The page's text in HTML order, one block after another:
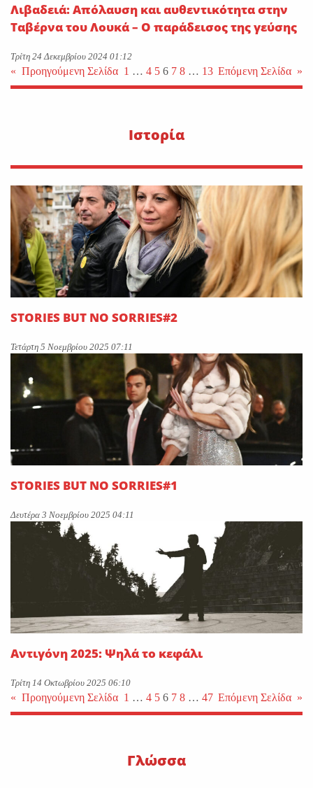
Λιβαδειά: Απόλαυση και αυθεντικότητα στην
Ταβέρνα του Λουκά – Ο παράδεισος της γεύσης
Τρίτη 24 Δεκεμβρίου 2024 01:12
« Προηγούμενη Σελίδα 1 … 4 5 6 7 8 … 13 Επόμενη Σελίδα »
Ιστορία
STORIES BUT NO SORRIES#2
Τετάρτη 5 Νοεμβρίου 2025 07:11
STORIES BUT NO SORRIES#1
Δευτέρα 3 Νοεμβρίου 2025 04:11
Αντιγόνη 2025: Ψηλά το κεφάλι
Τρίτη 14 Οκτωβρίου 2025 06:10
« Προηγούμενη Σελίδα 1 … 4 5 6 7 8 … 47 Επόμενη Σελίδα »
Γλώσσα